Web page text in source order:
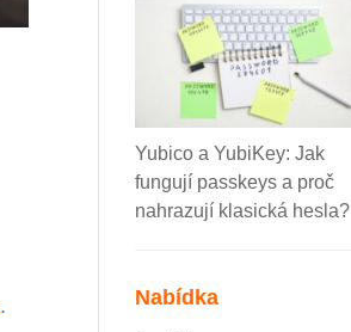
.
Yubico a YubiKey: Jak
fungují passkeys a proč
nahrazují klasická hesla?
Nabídka